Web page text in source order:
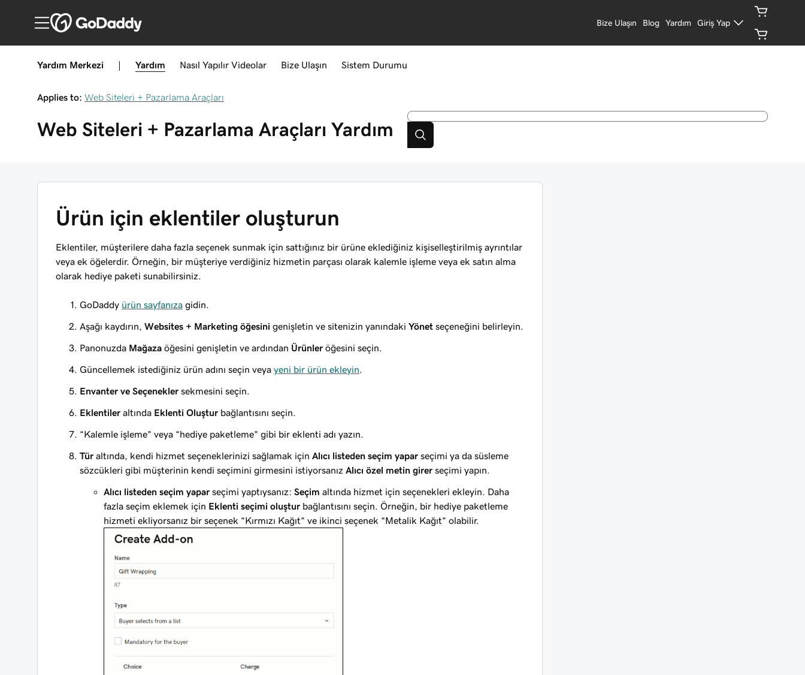
Bize Ulaşın Blog Yardım Giriş Yap
Yardım Merkezi Yardım Nasıl Yapılır Videolar Bize Ulaşın Sistem Durumu
Applies to: Web Siteleri + Pazarlama Araçları
Web Siteleri + Pazarlama Araçları Yardım
Ürün için eklentiler oluşturun
Eklentiler, müşterilere daha fazla seçenek sunmak için sattığınız bir ürüne eklediğiniz kişiselleştirilmiş ayrıntılar
veya ek öğelerdir. Örneğin, bir müşteriye verdiğiniz hizmetin parçası olarak kalemle işleme veya ek satın alma
olarak hediye paketi sunabilirsiniz.
GoDaddy ürün sayfanıza gidin.
Aşağı kaydırın, Websites + Marketing öğesini genişletin ve sitenizin yanındaki Yönet seçeneğini belirleyin.
Panonuzda Mağaza öğesini genişletin ve ardından Ürünler öğesini seçin.
Güncellemek istediğiniz ürün adını seçin veya yeni bir ürün ekleyin
Envanter ve Seçenekler sekmesini seçin.
Eklentiler altında Eklenti Oluştur bağlantısını seçin.
“Kalemle işleme” veya “hediye paketleme” gibi bir eklenti adı yazın.
Tür altında, kendi hizmet seçeneklerinizi sağlamak için Alıcı listeden seçim yapar seçimi ya da süsleme
sözcükleri gibi müşterinin kendi seçimini girmesini istiyorsanız Alıcı özel metin girer seçimi yapın.
Alıcı listeden seçim yapar seçimi yaptıysanız: Seçim altında hizmet için seçenekleri ekleyin. Daha
fazla seçim eklemek için Eklenti seçimi oluştur bağlantısını seçin. Örneğin, bir hediye paketleme
hizmeti ekliyorsanız bir seçenek “Kırmızı Kağıt” ve ikinci seçenek “Metalik Kağıt” olabilir.